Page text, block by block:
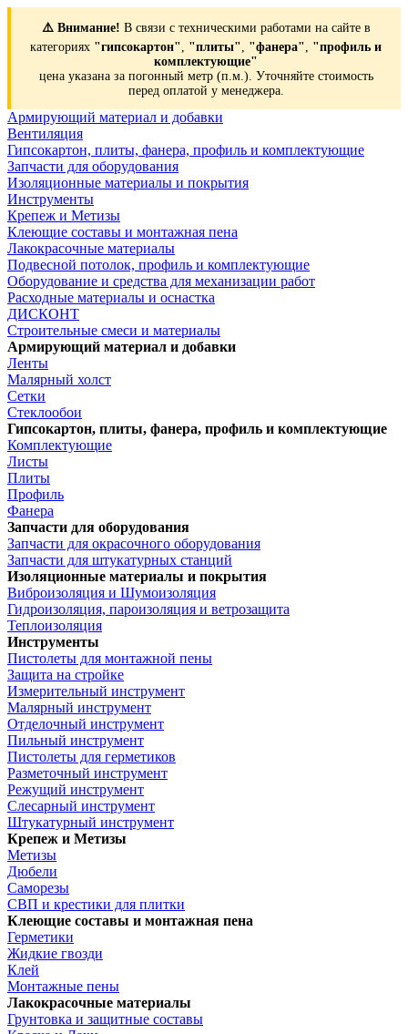
⚠️ Внимание! В связи с техническими работами на сайте в
категориях "гипсокартон", "плиты", "фанера", "профиль и
комплектующие"
цена указана за погонный метр (п.м.). Уточняйте стоимость
перед оплатой у менеджера.
Армирующий материал и добавки
Вентиляция
Гипсокартон, плиты, фанера, профиль и комплектующие
Запчасти для оборудования
Изоляционные материалы и покрытия
Инструменты
Крепеж и Метизы
Клеющие составы и монтажная пена
Лакокрасочные материалы
Подвесной потолок, профиль и комплектующие
Оборудование и средства для механизации работ
Расходные материалы и оснастка
ДИСКОНТ
Строительные смеси и материалы
Армирующий материал и добавки
Ленты
Малярный холст
Сетки
Стеклообои
Гипсокартон, плиты, фанера, профиль и комплектующие
Комплектующие
Листы
Плиты
Профиль
Фанера
Запчасти для оборудования
Запчасти для окрасочного оборудования
Запчасти для штукатурных станций
Изоляционные материалы и покрытия
Виброизоляция и Шумоизоляция
Гидроизоляция, пароизоляция и ветрозащита
Теплоизоляция
Инструменты
Пистолеты для монтажной пены
Защита на стройке
Измерительный инструмент
Малярный инструмент
Отделочный инструмент
Пильный инструмент
Пистолеты для герметиков
Разметочный инструмент
Режущий инструмент
Слесарный инструмент
Штукатурный инструмент
Крепеж и Метизы
Метизы
Дюбели
Саморезы
СВП и крестики для плитки
Клеющие составы и монтажная пена
Герметики
Жидкие гвозди
Клей
Монтажные пены
Лакокрасочные материалы
Грунтовка и защитные составы